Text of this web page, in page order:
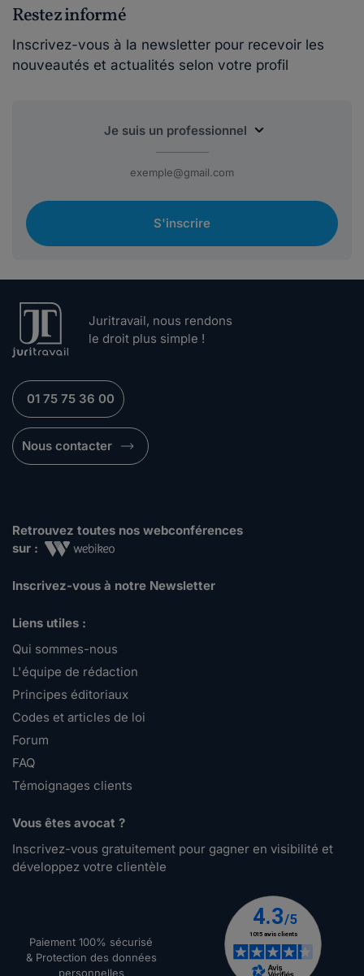
Restez informé
Inscrivez-vous à la newsletter pour recevoir les
nouveautés et actualités selon votre profil
S'inscrire
Juritravail, nous rendons
le droit plus simple !
01 75 75 36 00
Nous contacter
Retrouvez toutes nos webconférences
sur :
Inscrivez-vous à notre Newsletter
Liens utiles :
Qui sommes-nous
L'équipe de rédaction
Principes éditoriaux
Codes et articles de loi
Forum
FAQ
Témoignages clients
Vous êtes avocat ?
Inscrivez-vous gratuitement pour gagner en visibilité et
développez votre clientèle
Paiement 100% sécurisé
& Protection des données
personnelles